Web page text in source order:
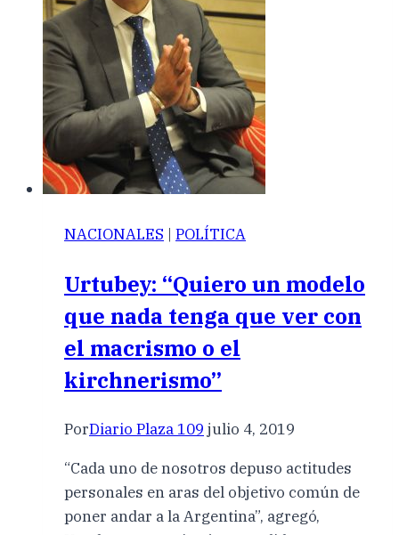
NACIONALES | POLÍTICA
Urtubey: “Quiero un modelo
que nada tenga que ver con
el macrismo o el
kirchnerismo”
PorDiario Plaza 109 julio 4, 2019
“Cada uno de nosotros depuso actitudes
personales en aras del objetivo común de
poner andar a la Argentina”, agregó,